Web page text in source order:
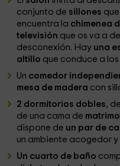
conjunto de sillones
encuentra la chimenea
televisión que os va a
desconexión. Hay una
altillo que conduce a
Un comedor
mesa de madera con
2 dormitorios dobles,
de una cama de
dispone de un par de
un ambiente acogedor
Un cuarto de baño